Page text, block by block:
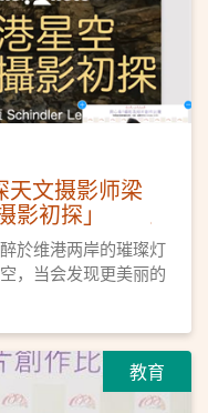
天文摄影师梁
初探」
於维港两岸的璀璨灯
，当会发现更美丽的
教育